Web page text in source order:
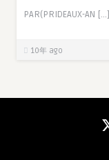
PAR(PRIDEAUX-AN […]
10年 ago